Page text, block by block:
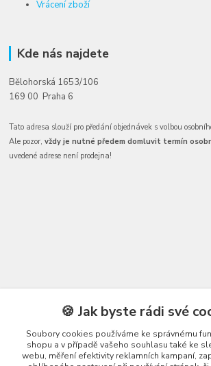
Vrácení zboží
Kde nás najdete
Bělohorská 1653/106
169 00 Praha 6
Tato adresa slouží pro předání objednávek s volbou
Ale pozor,vždy je nutné předem domluvit termín
uvedené adrese není prodejna!
Kontakty🍪 Jak byste rádi své
Soubory cookies používáme ke správnému
shopu a v případě vašeho souhlasu také ke
webu, měření efektivity reklamních kampaní,